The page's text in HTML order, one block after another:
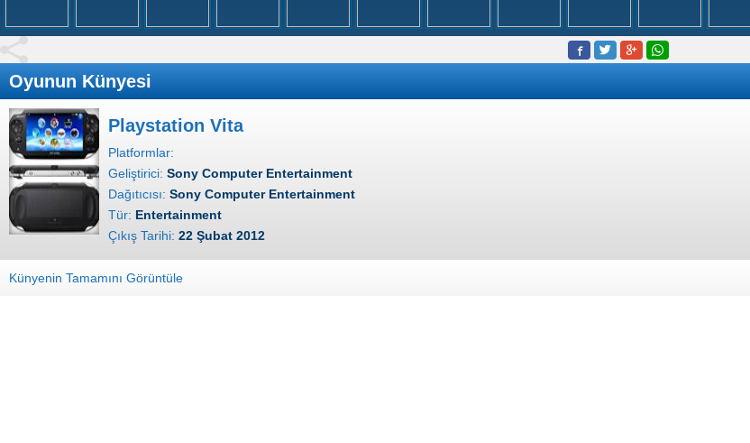
Oyunun Künyesi
Playstation Vita
Platformlar:
Geliştirici: Sony Computer Entertainment
Dağıtıcısı: Sony Computer Entertainment
Tür: Entertainment
Çıkış Tarihi: 22 Şubat 2012
Künyenin Tamamını Görüntüle